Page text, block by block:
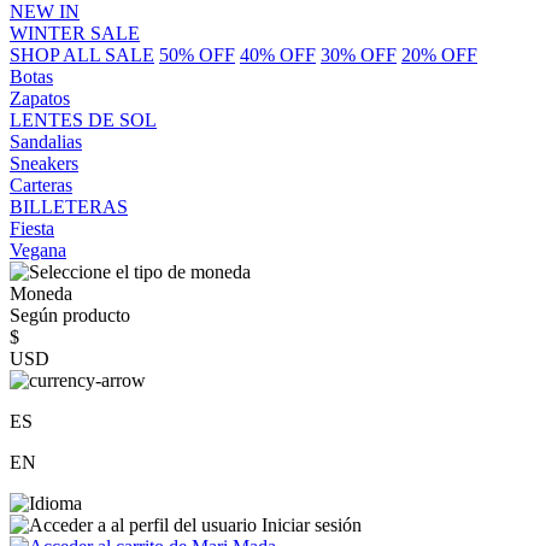
NEW IN
WINTER SALE
SHOP ALL SALE 50% OFF 40% OFF 30% OFF 20% OFF
Botas
Zapatos
LENTES DE SOL
Sandalias
Sneakers
Carteras
BILLETERAS
Fiesta
Vegana
Moneda
Según producto
$
USD
ES
EN
Iniciar sesión